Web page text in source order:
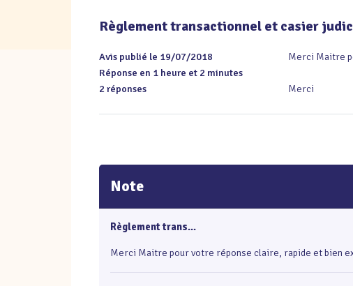
Règlement transactionnel et casier
Avis publié le 19/07/2018
Réponse en 1 heure et 2 minutes
2 réponses
Merci Maitre
Merci
Note
Règlement trans...
Merci Maitre pour votre réponse claire, rapide et bien